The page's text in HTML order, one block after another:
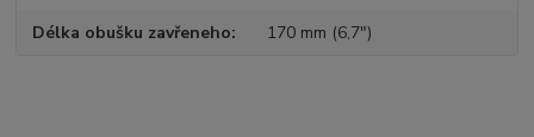
Délka obušku zavřeneho 170 mm (6,7")